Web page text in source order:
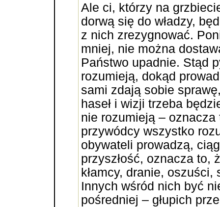
Ale ci, którzy na
dorwą się do władzy,
z nich zrezygnować.
mniej, nie można
Państwo upadnie. Stąd
rozumieją, dokąd
sami zdają sobie
haseł i wizji trzeba
nie rozumieją –
przywódcy wszystko
obywateli prowadzą,
przyszłość, oznacza to,
kłamcy, dranie,
Innych wśród nich być
pośredniej – głupich